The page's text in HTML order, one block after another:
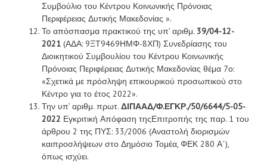
Συμβούλιο του Κέντρου Κοινωνικής Πρόνοιας
Περιφέρειας Δυτικής Μακεδονίας ».
Το απόσπασμα πρακτικού της υπ’ αριθμ. 39/04-12-
2021 (ΑΔΑ: 9ΞΤ9469ΗΜΦ-8ΧΠ) Συνεδρίασης του
Διοικητικού Συμβουλίου του Κέντρου Κοινωνικής
Πρόνοιας Περιφέρειας Δυτικής Μακεδονίας θέμα 7ο:
«Σχετικά με πρόσληψη επικουρικού προσωπικού στο
Κέντρο για το έτος 2022».
Την υπ’ αριθμ. πρωτ. ΔΙΠΑΑΔ/Φ.ΕΓΚΡ./50/6644/5-05-
2022 Εγκριτική Απόφαση τηςΕπιτροπής της παρ. 1 του
άρθρου 2 της ΠΥΣ: 33/2006 (Αναστολή διορισμών
καιπροσλήψεων στο Δημόσιο Τομέα, ΦΕΚ 280 Α΄),
όπως ισχύει.